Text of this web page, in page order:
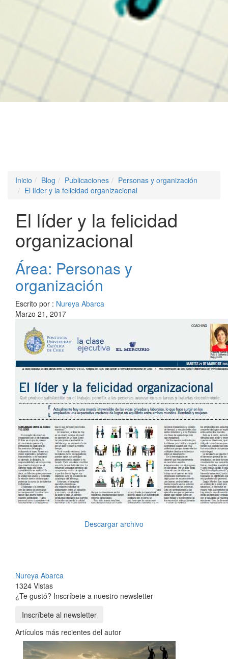
Inicio Blog Publicaciones
Personas y organización
El líder y la felicidad organizacional
El líder y la felicidad
organizacional
Área: Personas y
organización
Escrito por : Nureya Abarca
Marzo 21, 2017
Descargar archivo
Nureya Abarca
1324 Vistas
¿Te gustó? Inscríbete a nuestro newsletter
Inscríbete al newsletter
Artículos más recientes del autor